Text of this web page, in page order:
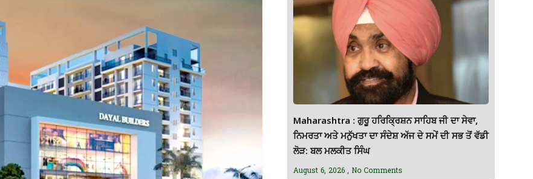
Maharashtra : ਗੁਰੂ ਹਰਿਕ੍ਰਿਸ਼ਨ ਸਾਹਿਬ ਜੀ ਦਾ ਸੇਵਾ,
ਨਿਮਰਤਾ ਅਤੇ ਮਨੁੱਖਤਾ ਦਾ ਸੰਦੇਸ਼ ਅੱਜ ਦੇ ਸਮੇਂ ਦੀ ਸਭ ਤੋਂ ਵੱਡੀ
ਲੋੜ: ਬਲ ਮਲਕੀਤ ਸਿੰਘ
August 6, 2026 No Comments